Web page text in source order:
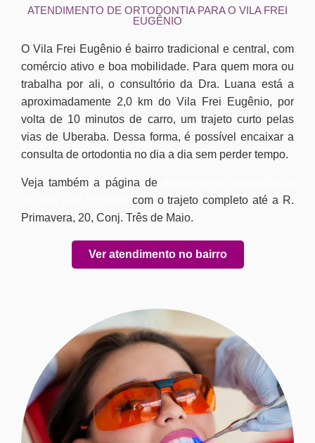
ATENDIMENTO DE ORTODONTIA PARA O VILA FREI
EUGÊNIO
O Vila Frei Eugênio é bairro tradicional e central, com
comércio ativo e boa mobilidade. Para quem mora ou
trabalha por ali, o consultório da Dra. Luana está a
aproximadamente 2,0 km do Vila Frei Eugênio, por
volta de 10 minutos de carro, um trajeto curto pelas
vias de Uberaba. Dessa forma, é possível encaixar a
consulta de ortodontia no dia a dia sem perder tempo.
Veja também a página de
com o trajeto completo até a R.
Primavera, 20, Conj. Três de Maio.
Ver atendimento no bairro